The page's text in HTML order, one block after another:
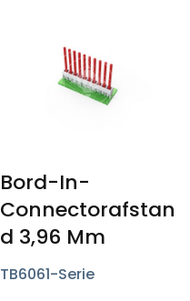
Bord-In-
Connectorafstan
D 3,96 Mm
TB6061-Serie